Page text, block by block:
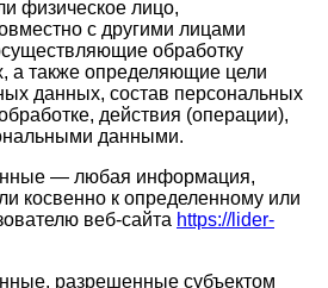
физическое лицо,
с другими лицами
обработку
а также определяющие цели
данных, состав персональных
действия (операции),
данными.
— любая информация,
косвенно к определенному или
веб-сайта https://lider-
разрешенные субъектом